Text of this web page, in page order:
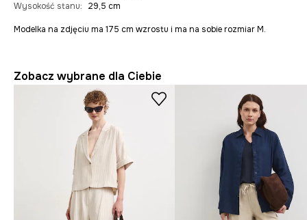
Wysokość stanu: 29,5 cm
Modelka na zdjęciu ma 175 cm wzrostu i ma na sobie rozmiar M.
Zobacz wybrane dla Ciebie